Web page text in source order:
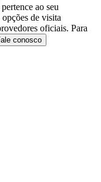
ao seu
de visita
oficiais. Para
conosco